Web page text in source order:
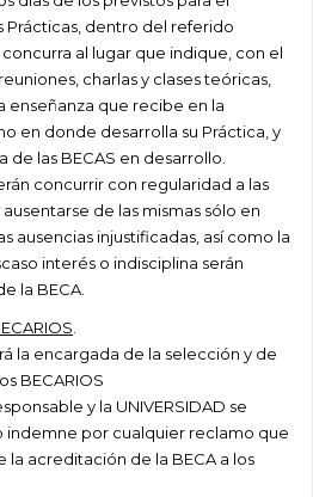
Prácticas, dentro del referido
concurra al lugar que indique, con el
charlas y clases teóricas,
que recibe en la
en donde desarrolla su Práctica, y
de las BECAS en desarrollo.
concurrir con regularidad a las
de las mismas sólo en
ausencias injustificadas, así como la
interés o indisciplina serán
la BECA.
la encargada de la selección y de
BECARIOS
y la UNIVERSIDAD se
indemne por cualquier reclamo que
la acreditación de la BECA a los